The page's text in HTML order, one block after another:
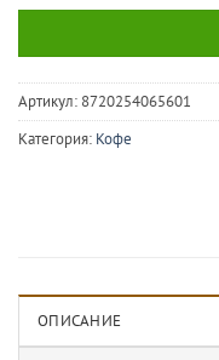
Артикул: 8720254065601
Категория: Кофе
ОПИСАНИЕ